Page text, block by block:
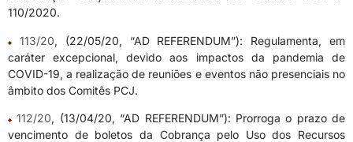
110/2020.
113/20, (22/05/20, “AD REFERENDUM”): Regulamenta, em
caráter excepcional, devido aos impactos da pandemia de
COVID-19, a realização de reuniões e eventos não presenciais no
âmbito dos Comitês PCJ.
112/20, (13/04/20, “AD REFERENDUM”): Prorroga o prazo de
vencimento de boletos da Cobrança pelo Uso dos Recursos